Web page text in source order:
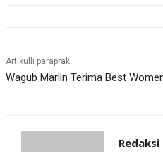
Artikulli paraprak
Wagub Marlin Terima Best
Redaksi